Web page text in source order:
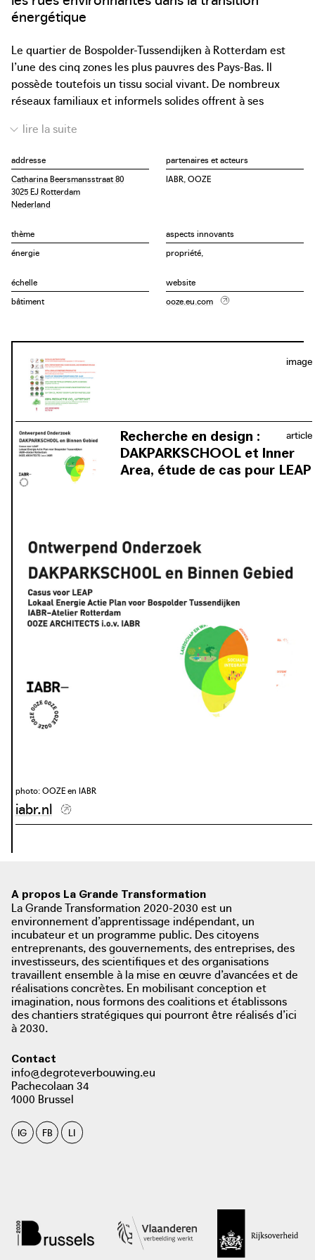
énergétique
Le quartier de Bospolder-Tussendijken à Rotterdam est
l’une des cinq zones les plus pauvres des Pays-Bas. Il
possède toutefois un tissu social vivant. De nombreux
réseaux familiaux et informels solides offrent à ses
L’annonce de la création d’un réseau de chaleur privé dans
alternative qui permettrait aux résidents de devenir
copropriétaires : le Local Energy Action Plan, ou plan local
d’action pour la gestion énergétique. L’un des projets
Dakparkschool » et de sa cour intérieure, qui pourrait
servir d’exemple pour d’autres bâtiments (publics) du
l’installation de panneaux solaires et la perméabilisation
de la cour de récréation servent de matière pour les cours
financière et organisationnelle dans le cadre de la
Biennale internationale d’architecture de l’Atelier
Rotterdam entre 2018 et 2021.
addresse
Catharina Beersmansstraat 80
3025 EJ Rotterdam
Nederland
partenaires et acteurs
IABR, OOZE
thème
énergie
aspects innovants
propriété,
échelle
bâtiment
website
ooze.eu.com
image
photo: 2020
article
Recherche en design :
DAKPARKSCHOOL et Inner
Area, étude de cas pour LEAP
photo: OOZE en IABR
iabr.nl
A propos La Grande Transformation
La Grande Transformation 2020-2030 est un
environnement d’apprentissage indépendant, un
incubateur et un programme public. Des citoyens
entreprenants, des gouvernements, des entreprises, des
investisseurs, des scientifiques et des organisations
travaillent ensemble à la mise en œuvre d’avancées et de
réalisations concrètes. En mobilisant conception et
imagination, nous formons des coalitions et établissons
des chantiers stratégiques qui pourront être réalisés d’ici
à 2030.
Contact
info@degroteverbouwing.eu
Pachecolaan 34
1000 Brussel
IG FB LI